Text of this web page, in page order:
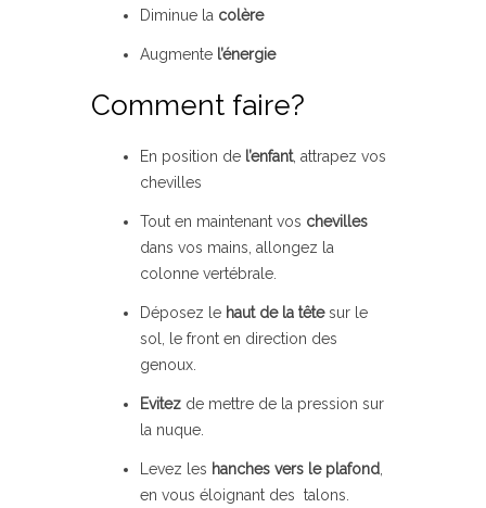
Diminue la colère
Augmente l’énergie
Comment faire?
En position de l’enfant, attrapez vos
chevilles
Tout en maintenant vos chevilles
dans vos mains, allongez la
colonne vertébrale.
Déposez le haut de la têtesur le
sol, le front en direction des
genoux.
Evitez de mettre de la pression sur
la nuque.
Levez les hanches vers le plafond
en vous éloignant des talons.